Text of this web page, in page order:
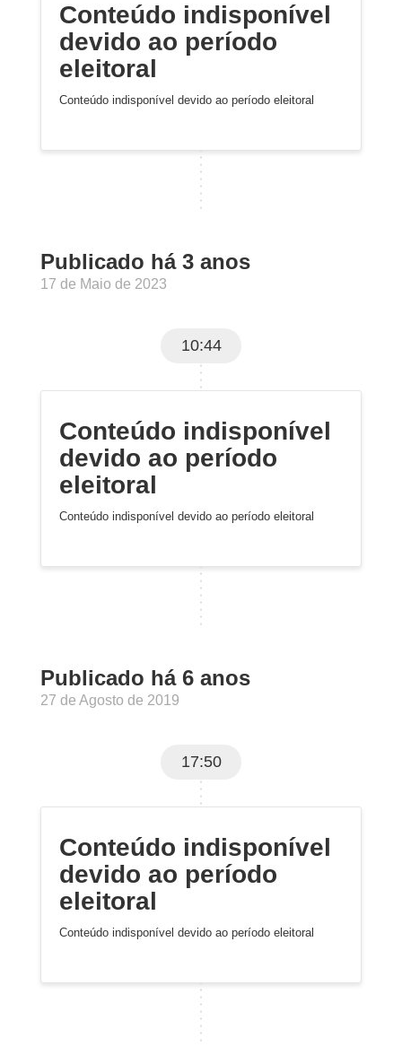
Conteúdo indisponível
devido ao período
eleitoral
Conteúdo indisponível devido ao período eleitoral
Publicado há 3 anos
17 de Maio de 2023
10:44
Conteúdo indisponível
devido ao período
eleitoral
Conteúdo indisponível devido ao período eleitoral
Publicado há 6 anos
27 de Agosto de 2019
17:50
Conteúdo indisponível
devido ao período
eleitoral
Conteúdo indisponível devido ao período eleitoral